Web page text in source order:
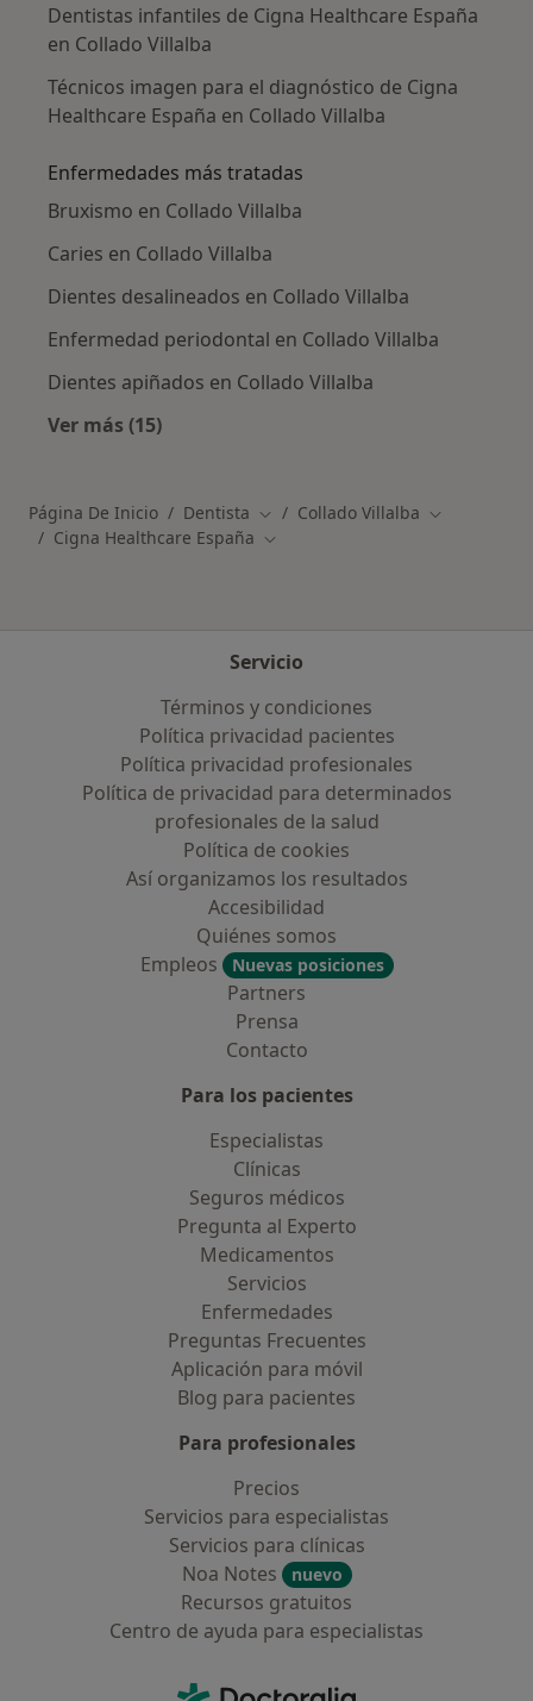
Dentistas infantiles de Cigna Healthcare España
en Collado Villalba
Técnicos imagen para el diagnóstico de Cigna
Healthcare España en Collado Villalba
Enfermedades más tratadas
Bruxismo en Collado Villalba
Caries en Collado Villalba
Dientes desalineados en Collado Villalba
Enfermedad periodontal en Collado Villalba
Dientes apiñados en Collado Villalba
Ver más (15)
Página De Inicio Dentista Cambiar de ciudad
Collado Villalba Cambiar de
Cigna Healthcare España Cambiar de ciudad
Servicio
Términos y condiciones
Política privacidad pacientes
Política privacidad profesionales
Política de privacidad para determinados
profesionales de la salud
Política de cookies
Así organizamos los resultados
Accesibilidad
Quiénes somos
Empleos
Nuevas posiciones
Partners
Prensa
Contacto
Para los pacientes
Especialistas
Clínicas
Seguros médicos
Pregunta al Experto
Medicamentos
Servicios
Enfermedades
Preguntas Frecuentes
Aplicación para móvil
Blog para pacientes
Para profesionales
Precios
Servicios para especialistas
Servicios para clínicas
Noa Notes
nuevo
Recursos gratuitos
Centro de ayuda para especialistas
Doctoralia - Página de inicio